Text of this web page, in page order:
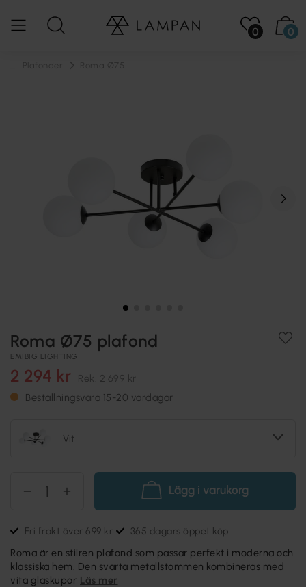
0 0
Roma Ø75 plafond
EMIBIG LIGHTING
2 294 kr Rek. 2 699 kr
Beställningsvara 15-20 vardagar
Vit
Lägg i varukorg
Fri frakt över 699 kr 365 dagars öppet köp
Roma är en stilren plafond som passar perfekt i moderna och
klassiska hem. Den svarta metallstommen kombineras med
vita glaskupor Läs mer